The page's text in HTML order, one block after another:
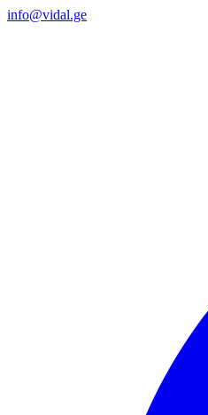
info@vidal.ge